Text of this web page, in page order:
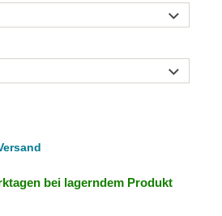
bei lagerndem Produkt